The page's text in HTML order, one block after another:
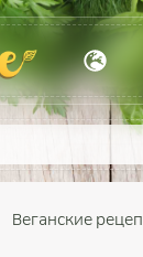
Веганские